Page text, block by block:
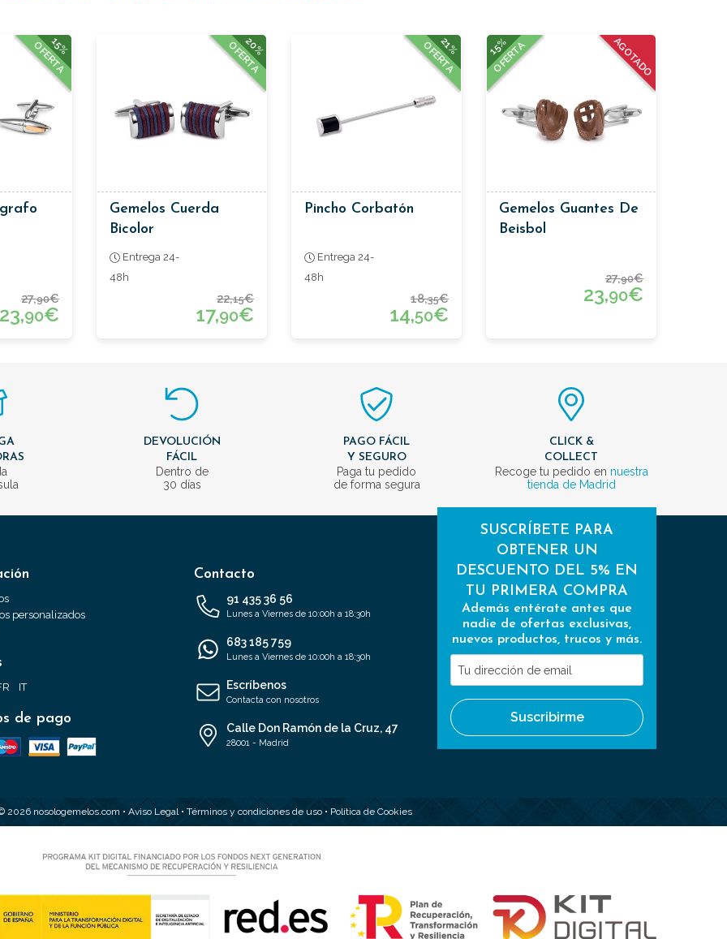
15%
OFERTA
27,90€
23,90€
20%
OFERTA
Gemelos Cuerda
Bicolor
Entrega 24-
48h
22,15€
17,90€
21%
OFERTA
Pincho Corbatón
Entrega 24-
48h
18,35€
14,50€
AGOTADO
15%
OFERTA
Gemelos Guantes De
Beisbol
27,90€
23,90€
DEVOLUCIÓN
FÁCIL
Dentro de
30 días
PAGO FÁCIL
Y SEGURO
Paga tu pedido
de forma segura
CLICK &
COLLECT
Recoge tu pedido en nuestra
tienda de Madrid
personalizados
IT
de pago
Contacto
91 435 36 56
Lunes a Viernes de 10:00h a 18:30h
683 185 759
Lunes a Viernes de 10:00h a 18:30h
Escríbenos
Contacta con nosotros
Calle Don Ramón de la Cruz, 47
28001 - Madrid
SUSCRÍBETE PARA
OBTENER UN
DESCUENTO DEL 5% EN
TU PRIMERA COMPRA
Además entérate antes que
nadie de ofertas exclusivas,
nuevos productos, trucos y más.
Tu
dirección
de
email
Suscribirme
2026 nosologemelos.com • Aviso Legal • Términos y condiciones de uso• Política de Cookies